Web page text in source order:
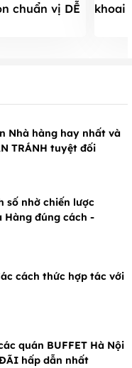
chuẩn vị DỄ
khoai
Nhà hàng hay nhất và
TRÁNH tuyệt đối
số nhờ chiến lược
Hàng đúng cách -
cách thức hợp tác với
quán BUFFET Hà Nội
hấp dẫn nhất